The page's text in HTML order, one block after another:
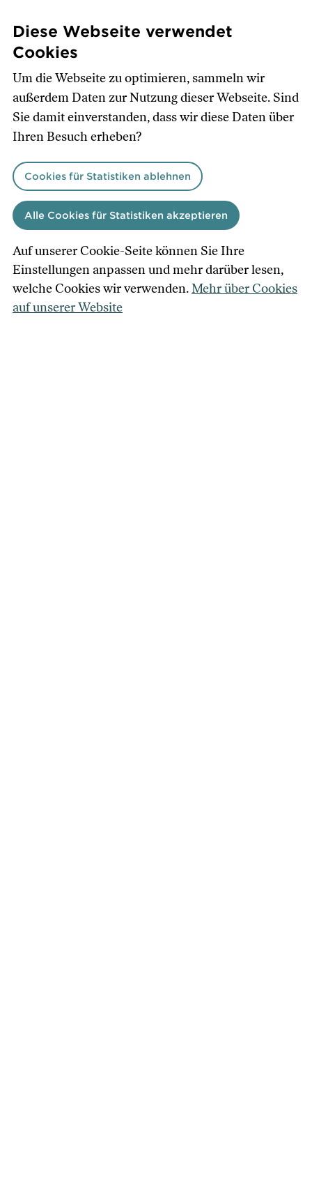
zum
Inhalt
Diese Webseite verwendet
Cookies
Um die Webseite zu optimieren, sammeln wir
außerdem Daten zur Nutzung dieser Webseite. Sind
Sie damit einverstanden, dass wir diese Daten über
Ihren Besuch erheben?
Cookies für Statistiken ablehnen
Alle Cookies für Statistiken akzeptieren
Auf unserer Cookie-Seite können Sie Ihre
Einstellungen anpassen und mehr darüber lesen,
welche Cookies wir verwenden.Mehr über Cookies
auf unserer Website